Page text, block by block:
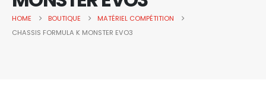
HOME BOUTIQUE
MATÉRIEL COMPÉTITION
CHASSIS FORMULA K MONSTER EVO3